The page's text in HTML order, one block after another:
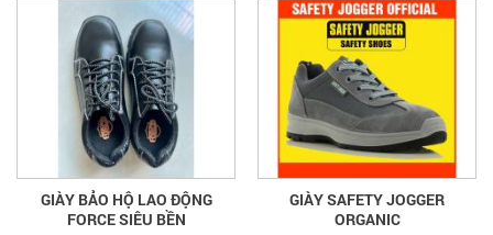
GIÀY BẢO HỘ LAO ĐỘNG
FORCE SIÊU BỀN
GIÀY SAFETY JOGGER
ORGANIC